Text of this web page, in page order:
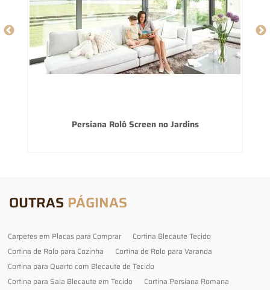
Persiana Rolô Screen no Jardins
OUTRAS PÁGINAS
Carpetes em Placas para Comprar
Cortina Blecaute Tecido
Cortina de Rolo para Cozinha
Cortina de Rolo para Varanda
Cortina para Quarto com Blecaute de Tecido
Cortina para Sala Blecaute em Tecido
Cortina Persiana Romana